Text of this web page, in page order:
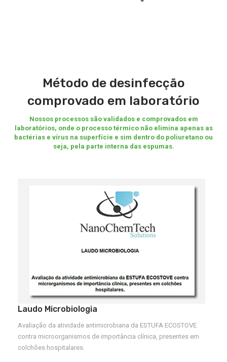
Método de desinfecção
comprovado em laboratório
Nossos processos são validados e comprovados em
laboratórios, onde o processo térmico não elimina apenas as
bactérias e vírus na superfície e sim dentro do poliuretano ou
seja, pela parte interna das espumas.
Laudo Microbiologia
Avaliação da atividade antimicrobiana da ESTUFA ECOSTOVE
contra microorganismos de importância clínica, presentes em
colchões hospitalares.